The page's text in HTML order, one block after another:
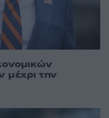
μέχρι την